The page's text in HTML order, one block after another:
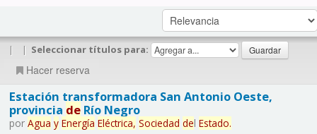
| | Seleccionar títulos para:
Hacer reserva
Estación transformadora San Antonio Oeste,
provincia deRío Negro
por Agua y Energía Eléctrica, Sociedad del Estado.